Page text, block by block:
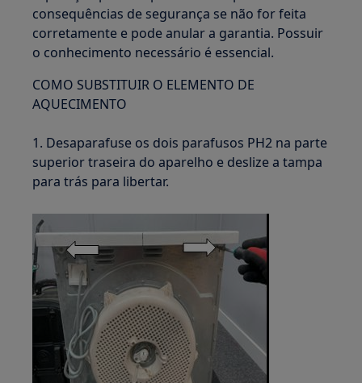
consequências de segurança se não for feita
corretamente e pode anular a garantia. Possuir
o conhecimento necessário é essencial.
COMO SUBSTITUIR O ELEMENTO DE
AQUECIMENTO
1. Desaparafuse os dois parafusos PH2 na parte
superior traseira do aparelho e deslize a tampa
para trás para libertar.